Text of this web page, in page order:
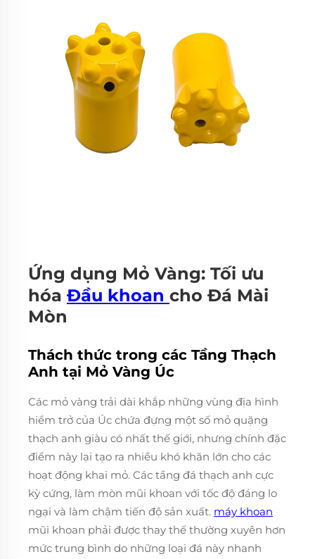
Ứng dụng Mỏ Vàng: Tối ưu
hóa Đầu khoan cho Đá Mài
Mòn
Thách thức trong các Tầng Thạch
Anh tại Mỏ Vàng Úc
Các mỏ vàng trải dài khắp những vùng địa hình
hiểm trở của Úc chứa đựng một số mỏ quặng
thạch anh giàu có nhất thế giới, nhưng chính đặc
điểm này lại tạo ra nhiều khó khăn lớn cho các
hoạt động khai mỏ. Các tầng đá thạch anh cực
kỳ cứng, làm mòn mũi khoan với tốc độ đáng lo
ngại và làm chậm tiến độ sản xuất. máy khoan
mũi khoan phải được thay thế thường xuyên hơn
mức trung bình do những loại đá này nhanh